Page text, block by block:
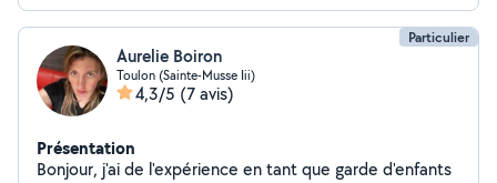
Particulier
Aurelie Boiron
Toulon (Sainte-Musse Iii)
4,3/5 (7 avis)
Présentation
Bonjour, j'ai de l'expérience en tant que garde d'enfants